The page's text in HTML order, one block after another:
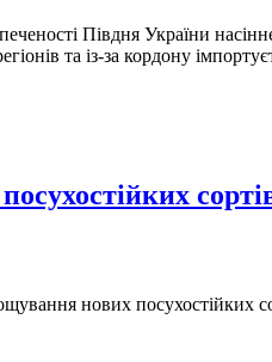
Півдня України
та із-за кордону
нових посухостійких